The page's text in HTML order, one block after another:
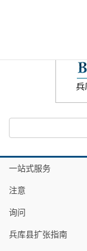
一站式服务
注意
询问
兵库县扩张指南